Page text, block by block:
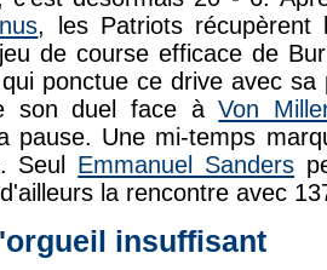
, les Patriots
de course efficace de
qui ponctue ce drive avec
son duel face àVon
pause. Une mi-temps
Seul Emmanuel Sanders
la rencontre avec
insuffisant